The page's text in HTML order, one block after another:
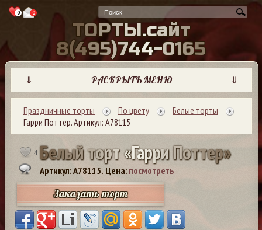
0 0
ТОРТЫ.сайт
8(495)744-0165
⇓ РАСКРЫТЬ МЕНЮ ⇓
Праздничные торты По цвету
Белые торты
Гарри Поттер. Артикул: А78115
4Белыйторт«ГарриПоттер»
Артикул: A78115. Цена: посмотреть
Заказать торт